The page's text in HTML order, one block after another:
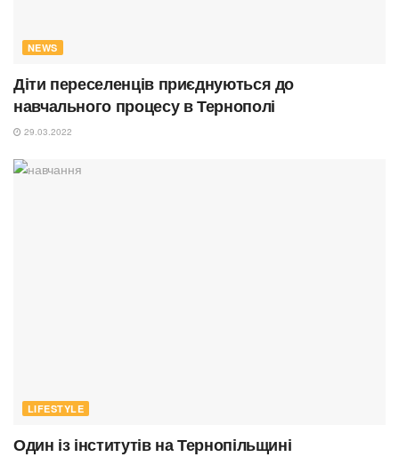
NEWS
Діти переселенців приєднуються до
навчального процесу в Тернополі
29.03.2022
LIFESTYLE
Один із інститутів на Тернопільщині